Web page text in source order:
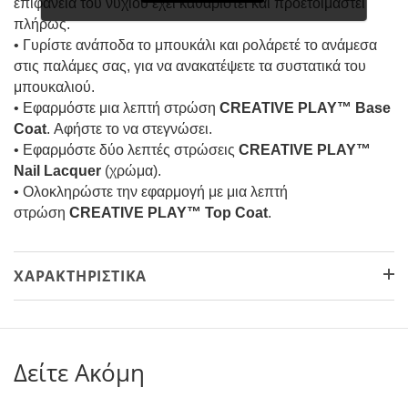
πλήρως.
• Γυρίστε ανάποδα το μπουκάλι και ρολάρετέ το ανάμεσα
στις παλάμες σας, για να ανακατέψετε τα συστατικά του
μπουκαλιού.
• Εφαρμόστε μια λεπτή στρώση CREATIVE PLAY™ Base
Coat. Αφήστε το να στεγνώσει.
• Εφαρμόστε δύο λεπτές στρώσεις CREATIVE PLAY™
Nail Lacquer (χρώμα).
• Ολοκληρώστε την εφαρμογή με μια λεπτή
στρώση CREATIVE PLAY™ Top Coat.
ΧΑΡΑΚΤΗΡΙΣΤΙΚΆ
Δείτε Ακόμη